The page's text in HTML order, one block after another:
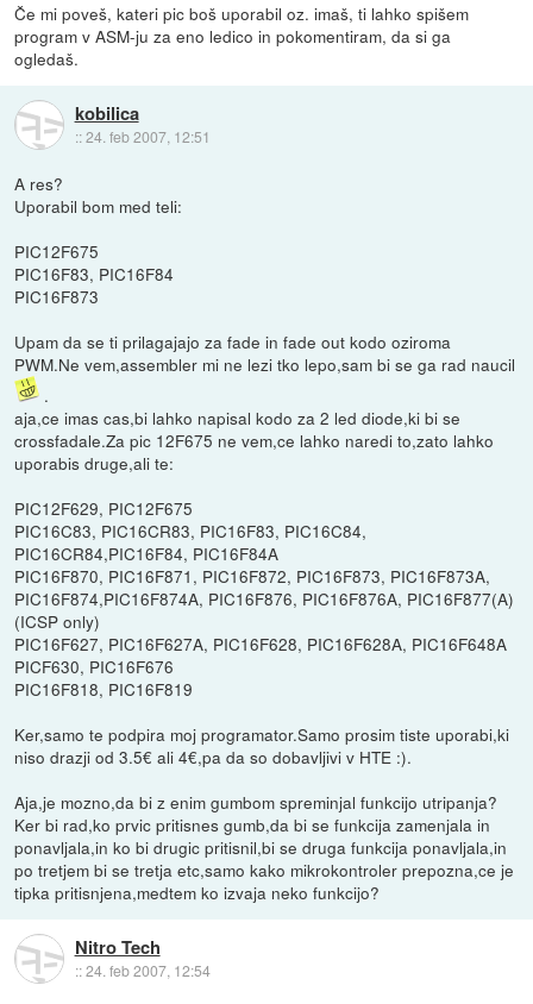
Če mi poveš, kateri pic boš uporabil oz. imaš, ti lahko spišem
program v ASM-ju za eno ledico in pokomentiram, da si ga
ogledaš.
kobilica
::24. feb 2007, 12:51
A res?
Uporabil bom med teli:
PIC12F675
PIC16F83, PIC16F84
PIC16F873
Upam da se ti prilagajajo za fade in fade out kodo oziroma
PWM.Ne vem,assembler mi ne lezi tko lepo,sam bi se ga rad naucil
.
aja,ce imas cas,bi lahko napisal kodo za 2 led diode,ki bi se
crossfadale.Za pic 12F675 ne vem,ce lahko naredi to,zato lahko
uporabis druge,ali te:
PIC12F629, PIC12F675
PIC16C83, PIC16CR83, PIC16F83, PIC16C84,
PIC16CR84,PIC16F84, PIC16F84A
PIC16F870, PIC16F871, PIC16F872, PIC16F873, PIC16F873A,
PIC16F874,PIC16F874A, PIC16F876, PIC16F876A, PIC16F877(A)
(ICSP only)
PIC16F627, PIC16F627A, PIC16F628, PIC16F628A, PIC16F648A
PICF630, PIC16F676
PIC16F818, PIC16F819
Ker,samo te podpira moj programator.Samo prosim tiste uporabi,ki
niso drazji od 3.5€ ali 4€,pa da so dobavljivi v HTE :).
Aja,je mozno,da bi z enim gumbom spreminjal funkcijo utripanja?
Ker bi rad,ko prvic pritisnes gumb,da bi se funkcija zamenjala in
ponavljala,in ko bi drugic pritisnil,bi se druga funkcija ponavljala,in
po tretjem bi se tretja etc,samo kako mikrokontroler prepozna,ce je
tipka pritisnjena,medtem ko izvaja neko funkcijo?
Nitro Tech
::24. feb 2007, 12:54